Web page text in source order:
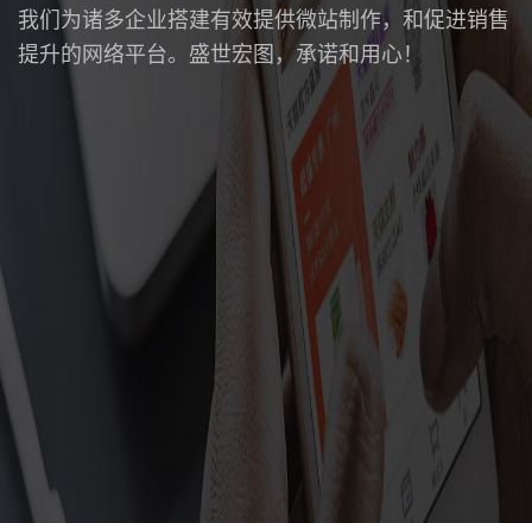
我们为诸多企业搭建有效提供微站制作，和促进销售
提升的网络平台。盛世宏图，承诺和用心！